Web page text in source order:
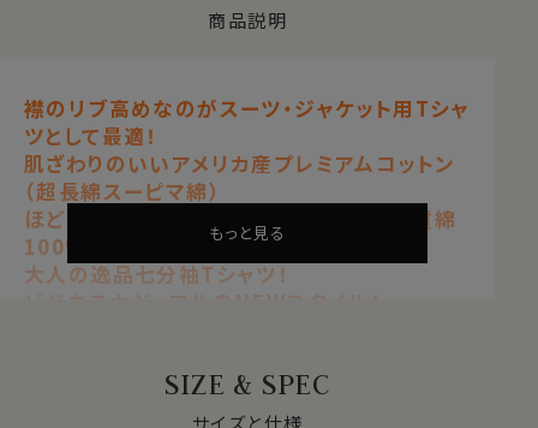
肌ざわりのいいアメリカ産プレミアムコットン
（超長綿スーピマ綿）
ほどよい厚みの度詰め天竺を使用した上質
綿100％
大人の逸品七分袖Tシャツ！
商品説明
襟のリブ高めなのがスーツ・ジャケット用Tシャ
ツとして最適！
肌ざわりのいいアメリカ産プレミアムコットン
（超長綿スーピマ綿）
ほどよい厚みの度詰め天竺を使用した上質綿
100％
大人の逸品七分袖Tシャツ！
ビジネスカジュアルのNEWスタイル！
【 度詰め天竺ニット 】【 綿100％・40番手 】
もっと見る
SIZE & SPEC
サイズと仕様